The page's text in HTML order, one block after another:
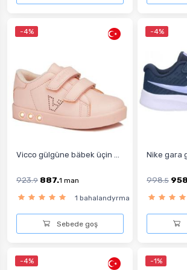
-4%
Vicco gülgüne bäbek üçin ...
923.9 887.1 man
1 bahalandyrma
Sebede goş
-4%
Nike gara
998.5
-4% -1%